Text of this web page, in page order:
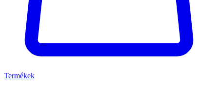
Termékek